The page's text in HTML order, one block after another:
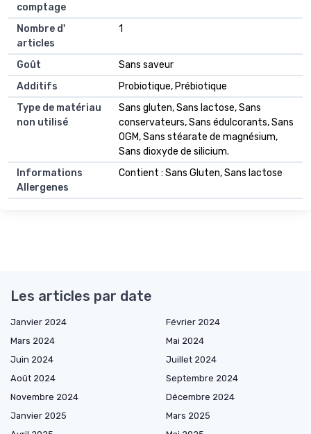
comptage
Nombre d'
articles
1
Goût
Sans saveur
Additifs
Probiotique, Prébiotique
Type de matériau
non utilisé
Sans gluten, Sans lactose, Sans
conservateurs, Sans édulcorants, Sans
OGM, Sans stéarate de magnésium,
Sans dioxyde de silicium.
Informations
Allergenes
Contient : Sans Gluten, Sans lactose
Les articles par date
Janvier 2024
Février 2024
Mars 2024
Mai 2024
Juin 2024
Juillet 2024
Août 2024
Septembre 2024
Novembre 2024
Décembre 2024
Janvier 2025
Mars 2025